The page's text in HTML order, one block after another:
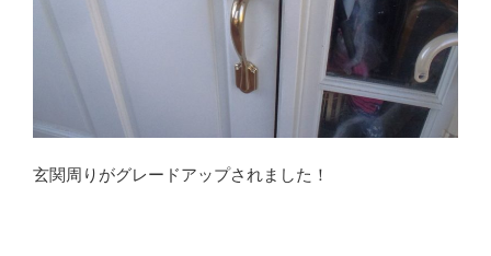
玄関周りがグレードアップされました！